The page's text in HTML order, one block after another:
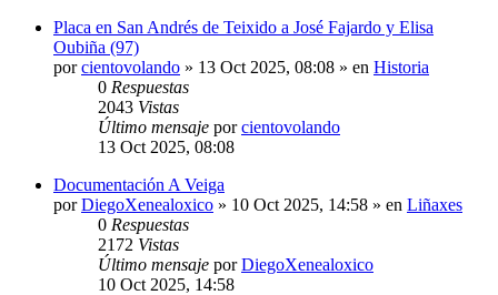
Placa en San Andrés de Teixido a José Fajardo y Elisa
Oubiña (97)
porcientovolando » 13 Oct 2025, 08:08 » en Historia
0 Respuestas
2043 Vistas
Último mensaje porcientovolando
13 Oct 2025, 08:08
Documentación A Veiga
porDiegoXenealoxico » 10 Oct 2025, 14:58 » en Liñaxes
0 Respuestas
2172 Vistas
Último mensaje porDiegoXenealoxico
10 Oct 2025, 14:58